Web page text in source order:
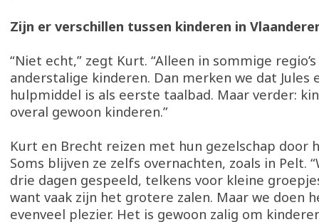
Zijn er verschillen tussen kinderen in
“Niet echt,” zegt Kurt. “Alleen in sommige
anderstalige kinderen. Dan merken we dat Jules
hulpmiddel is als eerste taalbad. Maar verder:
overal gewoon kinderen.”
Kurt en Brecht reizen met hun gezelschap door
Soms blijven ze zelfs overnachten, zoals in Pelt.
drie dagen gespeeld, telkens voor kleine
want vaak zijn het grotere zalen. Maar we doen
evenveel plezier. Het is gewoon zalig om